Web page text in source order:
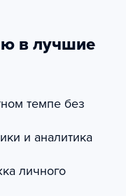
в лучшие
темпе без
и аналитика
личного